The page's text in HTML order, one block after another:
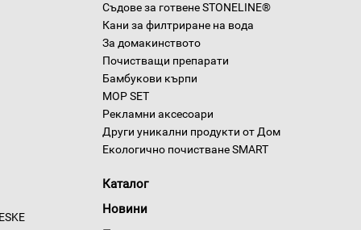
Съдове за готвене STONELINE®
Кани за филтриране на вода
За домакинството
Почистващи препарати
Бамбукови кърпи
MOP SET
Рекламни аксесоари
Други уникални продукти от Дом
Екологично почистване SMART
Каталог
Новини